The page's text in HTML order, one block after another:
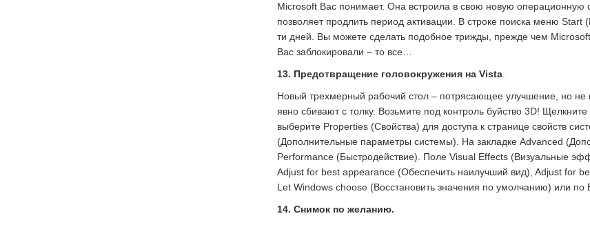
Microsoft Вас понимает. Она встроила в свою новую
позволяет продлить период активации. В строке поиска меню
ти дней. Вы можете сделать подобное трижды, прежде чем
Вас заблокировали – то все…
13. Предотвращение головокружения на Vista
Новый трехмерный рабочий стол – потрясающее улучшение, но не
явно сбивают с толку. Возьмите под контроль буйство 3D!
выберите Properties (Свойства) для доступа к странице свойств
(Дополнительные параметры системы). На закладке Advanced
Performance (Быстродействие). Поле Visual Effects (Визуальные
Adjust for best appearance (Обеспечить наилучший вид), Adjust for
Let Windows choose (Восстановить значения по умолчанию) или по
14. Снимок по желанию.